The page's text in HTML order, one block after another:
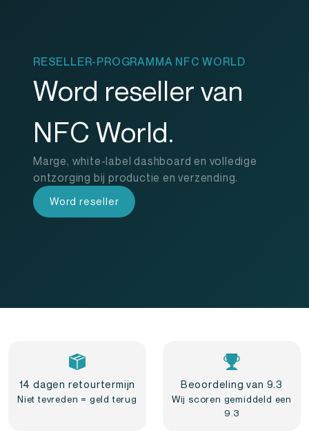
RESELLER-PROGRAMMA NFC WORLD
Word reseller van
NFC World.
Marge, white-label dashboard en volledige
ontzorging bij productie en verzending.
Word reseller
14 dagen retourtermijn
Niet tevreden = geld terug
Beoordeling van 9.3
Wij scoren gemiddeld een
9.3